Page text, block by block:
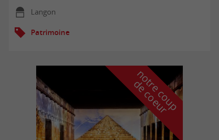
Langon
Patrimoine
n
o
t
r
e
c
o
u
p
d
e
c
o
e
u
r